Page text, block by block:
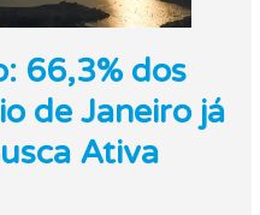
66,3% dos
de Janeiro já
Ativa